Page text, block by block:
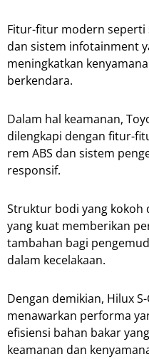
Fitur-fitur modern seperti
dan sistem infotainment
meningkatkan
berkendara.
Dalam hal keamanan,
dilengkapi dengan fitur-
rem ABS dan sistem
responsif.
Struktur bodi yang kokoh
yang kuat memberikan
tambahan bagi
dalam kecelakaan.
Dengan demikian, Hilux
menawarkan performa
efisiensi bahan bakar
keamanan dan